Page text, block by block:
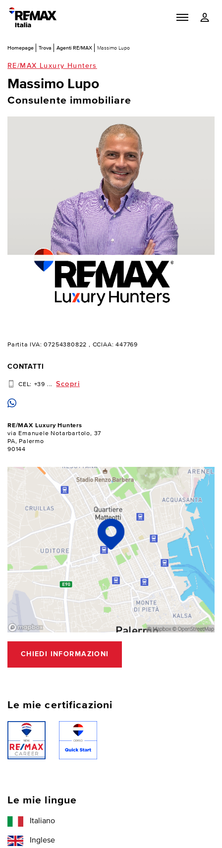
Homepage Trova Agenti RE/MAX Massimo Lupo
RE/MAX Luxury Hunters
Massimo Lupo
Consulente immobiliare
Partita IVA: 07254380822 , CCIAA: 447769
CONTATTI
CEL: +39 ... Scopri
RE/MAX Luxury Hunters
via Emanuele Notarbartolo, 37
PA, Palermo
90144
CHIEDI INFORMAZIONI
Le mie certificazioni
Le mie lingue
Italiano
Inglese